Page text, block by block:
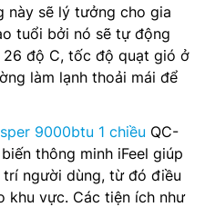
này sẽ lý tưởng cho gia
tuổi bởi nó sẽ tự động
độ C, tốc độ quạt gió ở
làm lạnh thoải mái để
9000btu 1 chiều QC-
thông minh iFeel giúp
người dùng, từ đó điều
khu vực. Các tiện ích như